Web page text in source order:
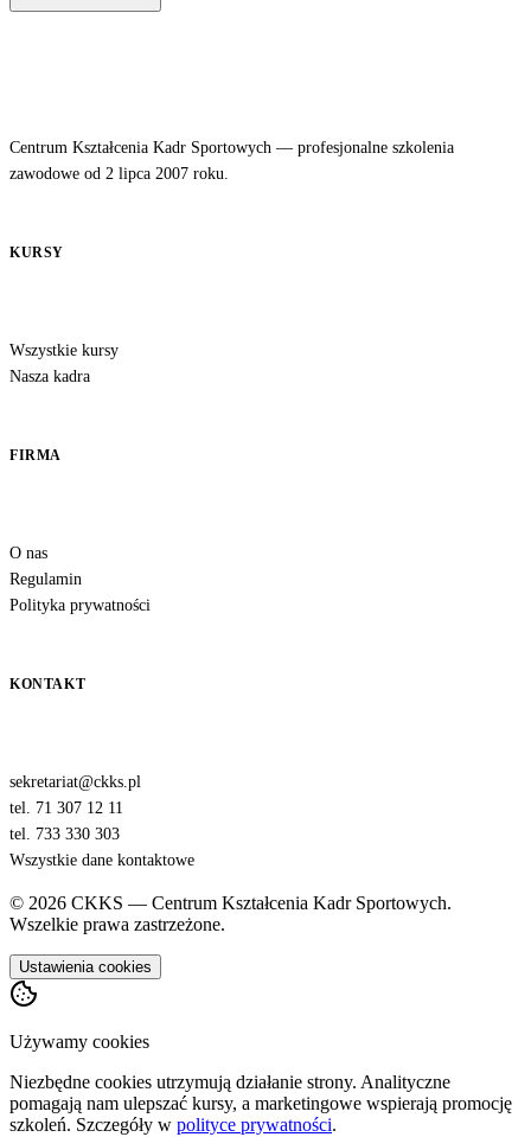
Centrum Kształcenia Kadr Sportowych — profesjonalne szkolenia
zawodowe od 2 lipca 2007 roku.
KURSY
Wszystkie kursy
Nasza kadra
FIRMA
O nas
Regulamin
Polityka prywatności
KONTAKT
sekretariat@ckks.pl
tel. 71 307 12 11
tel. 733 330 303
Wszystkie dane kontaktowe
© 2026 CKKS — Centrum Kształcenia Kadr Sportowych.
Wszelkie prawa zastrzeżone.
Ustawienia cookies
Używamy cookies
Niezbędne cookies utrzymują działanie strony. Analityczne
pomagają nam ulepszać kursy, a marketingowe wspierają promocję
szkoleń. Szczegóły w polityce prywatności.